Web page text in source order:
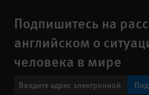
Подпишитесь на
английском о
человека в мире